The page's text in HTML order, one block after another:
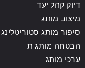
דיוק קהל יעד
מיצוב מותג
סיפור מותג סטוריטלינג
הבטחה מותגית
ערכי מותג